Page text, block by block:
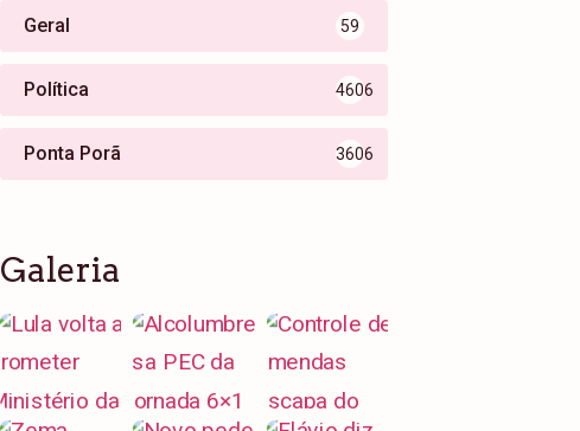
Geral 59
Política 4606
Ponta Porã 3606
Galeria